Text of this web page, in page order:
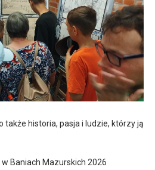
historia, pasja i ludzie, którzy ją
Baniach Mazurskich 2026